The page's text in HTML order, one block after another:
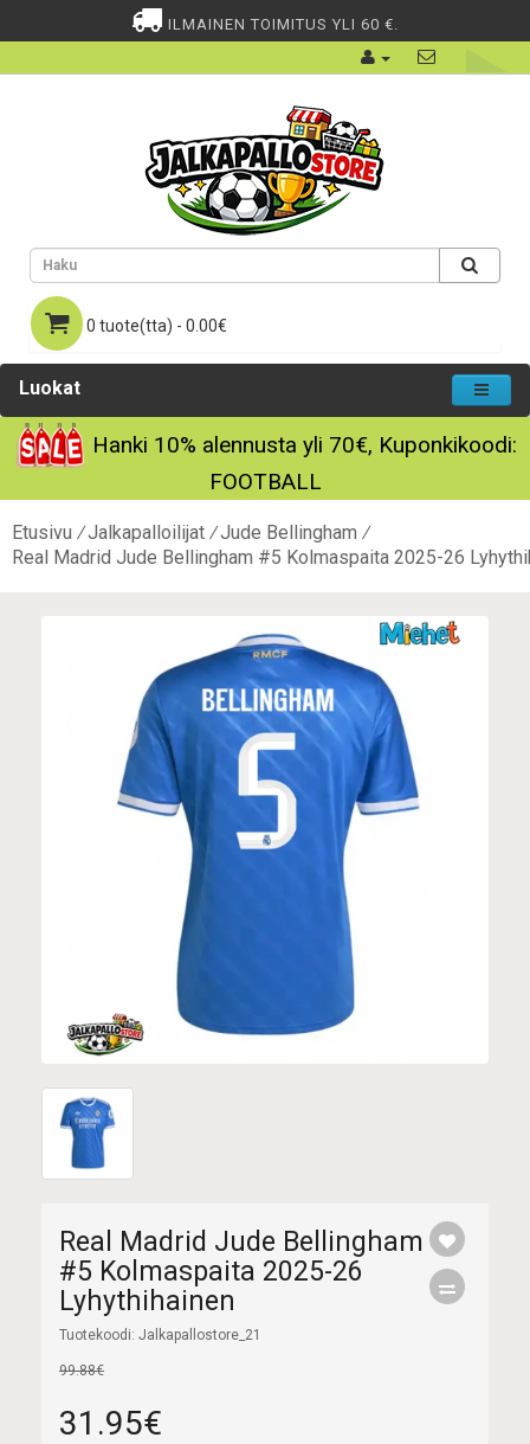
ILMAINEN TOIMITUS YLI 60 €.
0 tuote(tta) - 0.00€
Luokat
Hanki 10% alennusta yli 70€, Kuponkikoodi:
FOOTBALL
Etusivu Jalkapalloilijat
Jude Bellingham
Real Madrid Jude Bellingham #5 Kolmaspaita 2025-26
Real Madrid Jude Bellingham
#5 Kolmaspaita 2025-26
Lyhythihainen
Tuotekoodi: Jalkapallostore_21
99.88€
31.95€